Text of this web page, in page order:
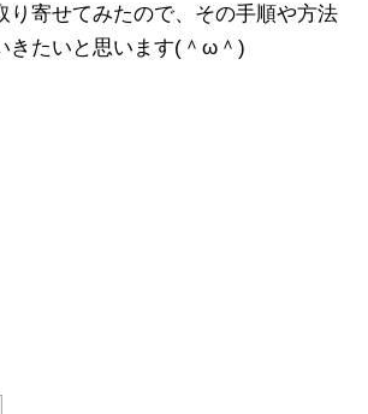
り寄せてみたので、その手順や方法
きたいと思います(＾ω＾)